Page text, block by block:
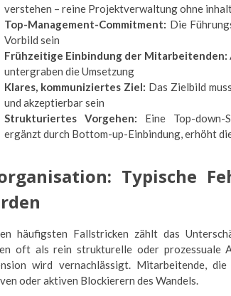
verstehen – reine Projektverwaltung ohne
Top-Management-Commitment: Die
Vorbild sein
Frühzeitige Einbindung der Mitarbeitenden:
untergraben die Umsetzung
Klares, kommuniziertes Ziel: Das Zielbild
und akzeptierbar sein
Strukturiertes Vorgehen: Eine Top-down-
ergänzt durch Bottom-up-Einbindung, erhöht
Typische
häufigsten Fallstricken zählt das
oft als rein strukturelle oder prozessuale
wird vernachlässigt. Mitarbeitende,
oder aktiven Blockierern des Wandels.